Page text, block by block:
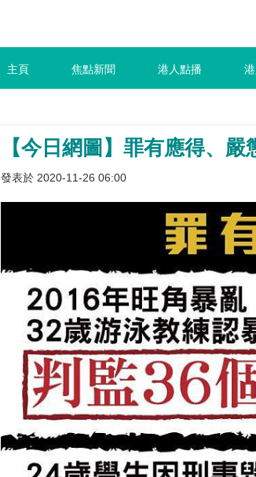
主頁 焦點新聞 港人點播
【今日網圖】罪有應得、嚴
發表於 2020-11-26 06:00